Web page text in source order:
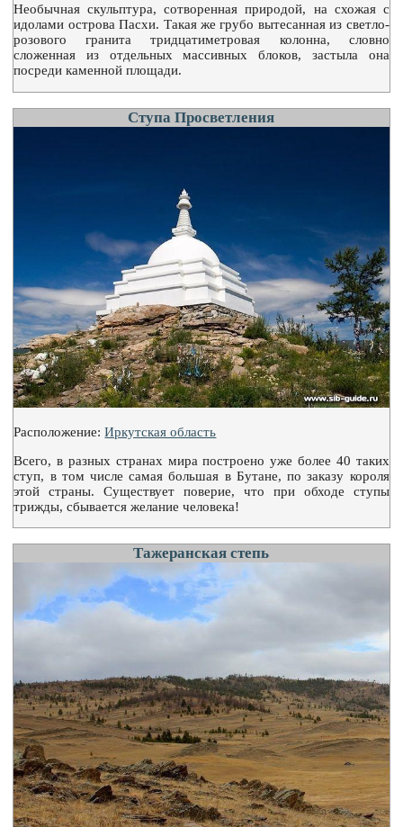
Необычная скульптура, сотворенная природой, на схожая с
идолами острова Пасхи. Такая же грубо вытесанная из светло-
розового гранита тридцатиметровая колонна, словно
сложенная из отдельных массивных блоков, застыла она
посреди каменной площади.
Ступа Просветления
Расположение:Иркутская область
Всего, в разных странах мира построено уже более 40 таких
ступ, в том числе самая большая в Бутане, по заказу короля
этой страны. Существует поверие, что при обходе ступы
трижды, сбывается желание человека!
Тажеранская степь